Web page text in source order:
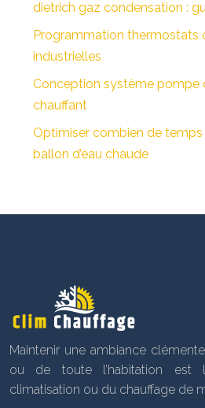
dietrich gaz condensation :
Programmation thermostats
industrielles
Conception système pompe
chauffant
Optimiser combien de temps
ballon d’eau chaude
Maintenir une ambiance
ou de toute l’habitation est
climatisation ou du chauffage de